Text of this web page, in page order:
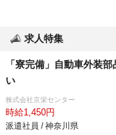
求人特集
「寮完備」自動車外装
い
株式会社京栄センター
時給1,450円
派遣社員 / 神奈川県